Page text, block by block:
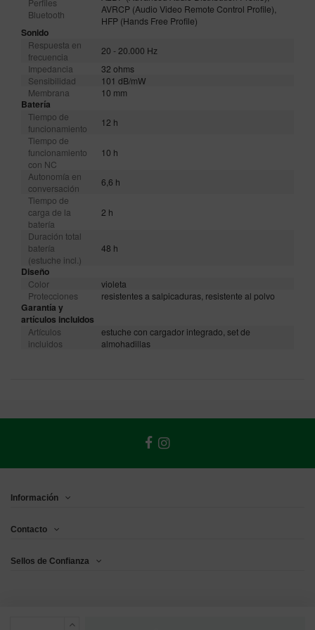
Bluetooth
AVRCP (Audio Video Remote Control Profile),
HFP (Hands Free Profile)
Sonido
Respuesta en
frecuencia
20 - 20.000 Hz
Impedancia
32 ohms
Sensibilidad
101 dB/mW
Membrana
10 mm
Batería
Tiempo de
funcionamiento
12 h
Tiempo de
funcionamiento
con NC
10 h
Autonomía en
conversación
6,6 h
Tiempo de
carga de la
batería
2 h
Duración total
batería
(estuche incl.)
48 h
Diseño
Color
violeta
Protecciones
resistentes a salpicaduras, resistente al polvo
Garantía y
artículos incluidos
Artículos
incluidos
estuche con cargador integrado, set de
almohadillas
Información
Contacto
Sellos de Confianza